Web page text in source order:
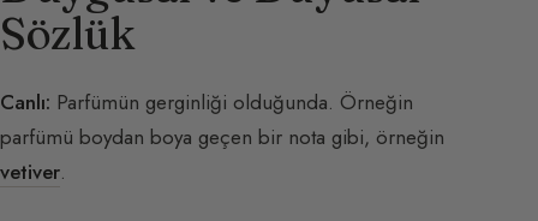
Sözlük
Canlı: Parfümün gerginliği olduğunda. Örneğin
parfümü boydan boya geçen bir nota gibi, örneğin
vetiver.